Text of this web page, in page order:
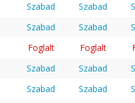
Szabad Szabad
Szabad Szabad
Foglalt Foglalt
Szabad Szabad
Szabad Szabad